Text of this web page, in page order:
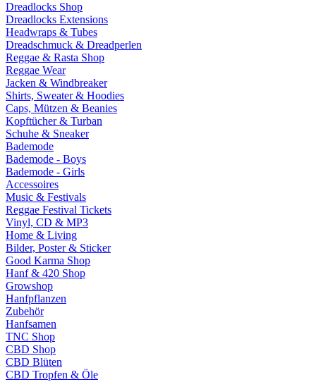
Dreadlocks Shop
Dreadlocks Extensions
Headwraps & Tubes
Dreadschmuck & Dreadperlen
Reggae & Rasta Shop
Reggae Wear
Jacken & Windbreaker
Shirts, Sweater & Hoodies
Caps, Mützen & Beanies
Kopftücher & Turban
Schuhe & Sneaker
Bademode
Bademode - Boys
Bademode - Girls
Accessoires
Music & Festivals
Reggae Festival Tickets
Vinyl, CD & MP3
Home & Living
Bilder, Poster & Sticker
Good Karma Shop
Hanf & 420 Shop
Growshop
Hanfpflanzen
Zubehör
Hanfsamen
TNC Shop
CBD Shop
CBD Blüten
CBD Tropfen & Öle